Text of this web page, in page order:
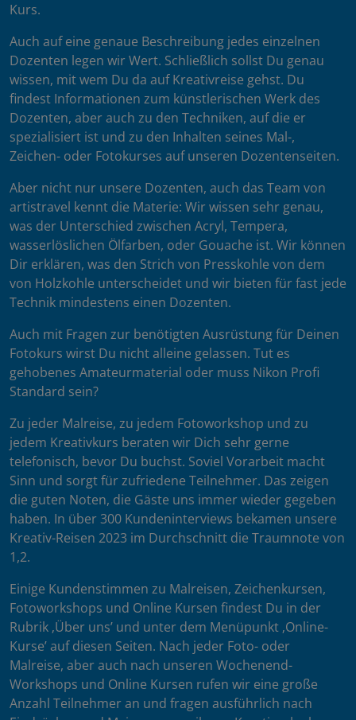
Kurs.
Auch auf eine genaue Beschreibung jedes einzelnen
Dozenten legen wir Wert. Schließlich sollst Du genau
wissen, mit wem Du da auf Kreativreise gehst. Du
findest Informationen zum künstlerischen Werk des
Dozenten, aber auch zu den Techniken, auf die er
spezialisiert ist und zu den Inhalten seines Mal-,
Zeichen- oder Fotokurses auf unseren Dozentenseiten.
Aber nicht nur unsere Dozenten, auch das Team von
artistravel kennt die Materie: Wir wissen sehr genau,
was der Unterschied zwischen Acryl, Tempera,
wasserlöslichen Ölfarben, oder Gouache ist. Wir können
Dir erklären, was den Strich von Presskohle von dem
von Holzkohle unterscheidet und wir bieten für fast jede
Technik mindestens einen Dozenten.
Auch mit Fragen zur benötigten Ausrüstung für Deinen
Fotokurs wirst Du nicht alleine gelassen. Tut es
gehobenes Amateurmaterial oder muss Nikon Profi
Standard sein?
Zu jeder Malreise, zu jedem Fotoworkshop und zu
jedem Kreativkurs beraten wir Dich sehr gerne
telefonisch, bevor Du buchst. Soviel Vorarbeit macht
Sinn und sorgt für zufriedene Teilnehmer. Das zeigen
die guten Noten, die Gäste uns immer wieder gegeben
haben. In über 300 Kundeninterviews bekamen unsere
Kreativ-Reisen 2023 im Durchschnitt die Traumnote von
1,2.
Einige Kundenstimmen zu Malreisen, Zeichenkursen,
Fotoworkshops und Online Kursen findest Du in der
Rubrik ‚Über uns’ und unter dem Menüpunkt ‚Online-
Kurse’ auf diesen Seiten. Nach jeder Foto- oder
Malreise, aber auch nach unseren Wochenend-
Workshops und Online Kursen rufen wir eine große
Anzahl Teilnehmer an und fragen ausführlich nach